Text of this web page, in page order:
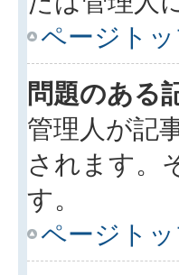
ページト
問題のある
管理人が記
されます。
す。
ページト